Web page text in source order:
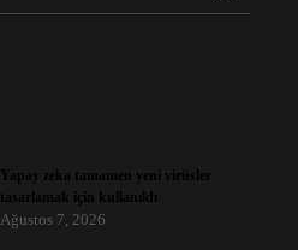
Yapay zeka tamamen yeni virüsler
tasarlamak için kullanıldı
Ağustos 7, 2026